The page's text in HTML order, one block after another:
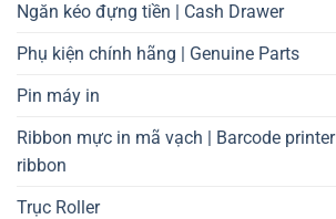
Ngăn kéo đựng tiền | Cash Drawer
Phụ kiện chính hãng | Genuine Parts
Pin máy in
Ribbon mực in mã vạch | Barcode printer
ribbon
Trục Roller